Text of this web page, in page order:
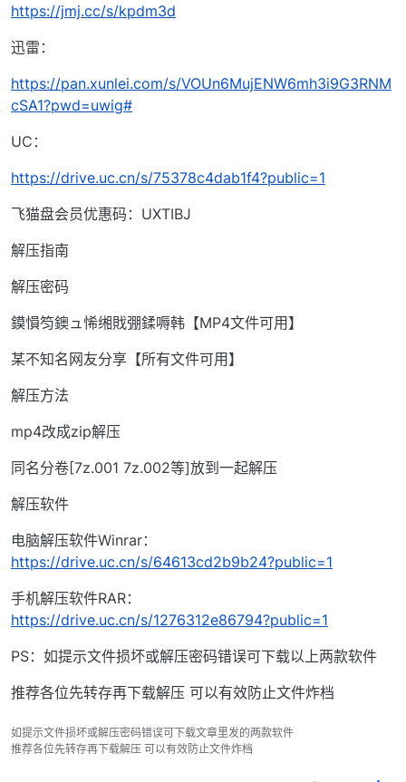
https://jmj.cc/s/kpdm3d
迅雷：
https://pan.xunlei.com/s/VOUn6MujENW6mh3i9G3RNM
cSA1?pwd=uwig#
UC：
https://drive.uc.cn/s/75378c4dab1f4?public=1
飞猫盘会员优惠码：UXTIBJ
解压指南
解压密码
鏌愪笉鐭ュ悕缃戝弸鍒嗕韩【MP4文件可用】
某不知名网友分享【所有文件可用】
解压方法
mp4改成zip解压
同名分卷[7z.001 7z.002等]放到一起解压
解压软件
电脑解压软件Winrar：
https://drive.uc.cn/s/64613cd2b9b24?public=1
手机解压软件RAR：
https://drive.uc.cn/s/1276312e86794?public=1
PS：如提示文件损坏或解压密码错误可下载以上两款软件
推荐各位先转存再下载解压 可以有效防止文件炸档
如提示文件损坏或解压密码错误可下载文章里发的两款软件
推荐各位先转存再下载解压 可以有效防止文件炸档